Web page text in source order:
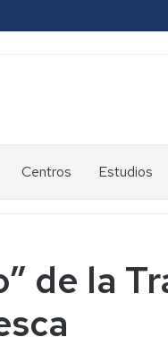
Centros Estudios
Estudios
de la